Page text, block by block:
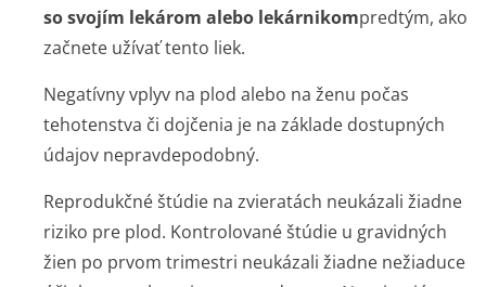
so svojím lekárom alebo lekárnikompredtým, ako
začnete užívať tento liek.
Negatívny vplyv na plod alebo na ženu počas
tehotenstva či dojčenia je na základe dostupných
údajov nepravdepodobný.
Reprodukčné štúdie na zvieratách neukázali žiadne
riziko pre plod. Kontrolované štúdie u gravidných
žien po prvom trimestri neukázali žiadne nežiaduce